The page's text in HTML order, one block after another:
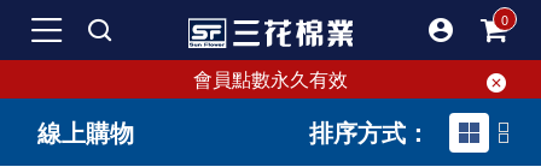
會員點數永久有效
線上購物 排序方式：